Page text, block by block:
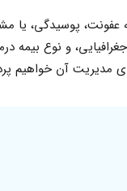
پوسیدگی، یا
و نوع بیمه